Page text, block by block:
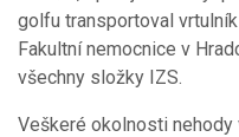
golfu transportoval
Fakultní nemocnice v
všechny složky IZS.
Veškeré okolnosti nehody